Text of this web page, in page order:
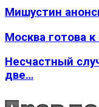
Мишустин
Москва готова
Несчастный
две…